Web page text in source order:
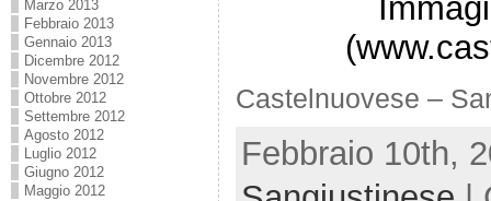
Marzo 2013
Febbraio 2013
Gennaio 2013
Dicembre 2012
Novembre 2012
Ottobre 2012
Settembre 2012
Agosto 2012
Luglio 2012
Giugno 2012
Maggio 2012
Castelnuovese –
Febbraio 10th,